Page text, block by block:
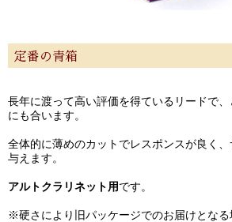
定番の青箱
長年に渡って高い評価を得ているリードで
にも合います。
全体的に薄めのカットでレスポンスが良く
与えます。
アルトクラリネット用です。
※硬さにより旧パッケージでのお届けとなる